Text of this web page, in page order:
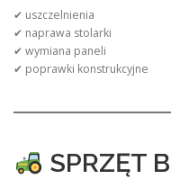
✔ uszczelnienia
✔ naprawa stolarki
✔ wymiana paneli
✔ poprawki konstrukcyjne
SPRZĘT